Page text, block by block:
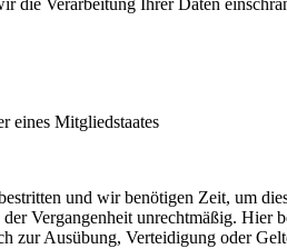
eines Mitgliedstaates
und wir benötigen Zeit, um
Vergangenheit unrechtmäßig. Hier
zur Ausübung, Verteidigung oder